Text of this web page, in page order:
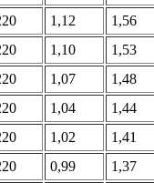
1,12
1,56
1,10
1,53
1,07
1,48
1,04
1,44
1,02
1,41
0,99
1,37